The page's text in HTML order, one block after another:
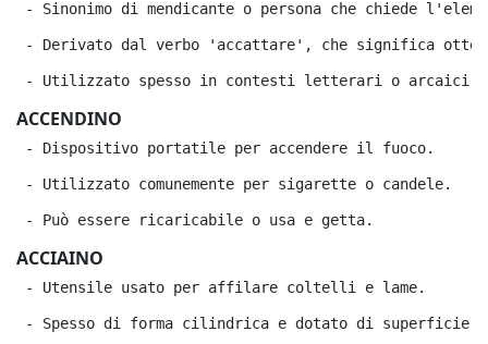
- Sinonimo di mendicante o persona che chiede
- Derivato dal verbo 'accattare', che significa
- Utilizzato spesso in contesti letterari o arcaici.
ACCENDINO
- Dispositivo portatile per accendere il fuoco.
- Utilizzato comunemente per sigarette o candele.
- Può essere ricaricabile o usa e getta.
ACCIAINO
- Utensile usato per affilare coltelli e lame.
- Spesso di forma cilindrica e dotato di superficie